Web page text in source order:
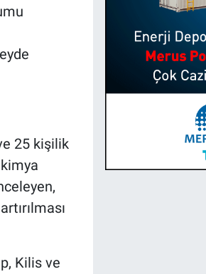
25 kişilik
Kilis ve